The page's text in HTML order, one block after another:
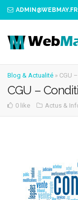
ADMIN@WEBMAY.FR
Blog & Actualité » CGU
CGU –
0 like Actus &